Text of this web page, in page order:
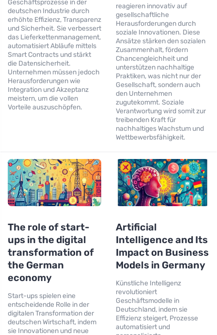
Geschäftsprozesse in der
deutschen Industrie durch
erhöhte Effizienz, Transparenz
und Sicherheit. Sie verbessert
das Lieferkettenmanagement,
automatisiert Abläufe mittels
Smart Contracts und stärkt
die Datensicherheit.
Unternehmen müssen jedoch
Herausforderungen wie
Integration und Akzeptanz
meistern, um die vollen
Vorteile auszuschöpfen.
reagieren innovativ auf
gesellschaftliche
Herausforderungen durch
soziale Innovationen. Diese
Ansätze stärken den sozialen
Zusammenhalt, fördern
Chancengleichheit und
unterstützen nachhaltige
Praktiken, was nicht nur der
Gesellschaft, sondern auch
den Unternehmen
zugutekommt. Soziale
Verantwortung wird somit zur
treibenden Kraft für
nachhaltiges Wachstum und
Wettbewerbsfähigkeit.
The role of start-
ups in the digital
transformation of
the German
economy
Start-ups spielen eine
entscheidende Rolle in der
digitalen Transformation der
deutschen Wirtschaft, indem
sie Innovationen und neue
Artificial
Intelligence and Its
Impact on Business
Models in Germany
Künstliche Intelligenz
revolutioniert
Geschäftsmodelle in
Deutschland, indem sie
Effizienz steigert, Prozesse
automatisiert und